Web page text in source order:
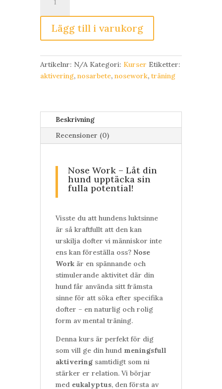
Work,
steg
mängd
Lägg till i varukorg
Artikelnr: N/A Kategori: Kurser Etiketter:
aktivering, nosarbete, nosework, träning
Beskrivning
Recensioner (0)
Nose Work – Låt din
hund upptäcka sin
fulla potential!
Visste du att hundens luktsinne
är så kraftfullt att den kan
urskilja dofter vi människor inte
ens kan föreställa oss? Nose
Workär en spännande och
stimulerande aktivitet där din
hund får använda sitt främsta
sinne för att söka efter specifika
dofter – en naturlig och rolig
form av mental träning.
Denna kurs är perfekt för dig
som vill ge din hund meningsfull
aktiveringsamtidigt som ni
stärker er relation. Vi börjar
med eukalyptus, den första av